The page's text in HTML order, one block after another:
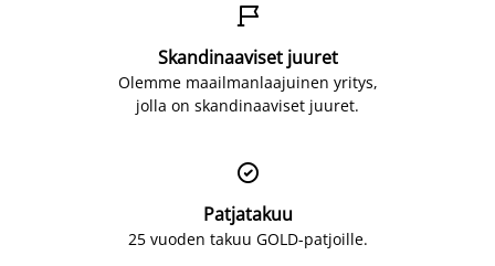

Skandinaaviset juuret
Olemme maailmanlaajuinen yritys,
jolla on skandinaaviset juuret.

Patjatakuu
25 vuoden takuu GOLD-patjoille.